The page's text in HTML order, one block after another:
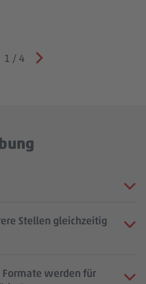
1 / 4
Stellen gleichzeitig
Formate werden für